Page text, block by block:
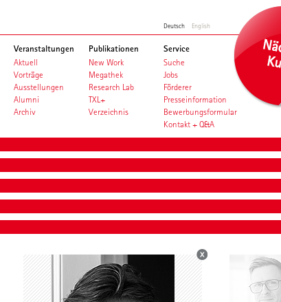
Deutsch English
Veranstaltungen
Aktuell
Vorträge
Ausstellungen
Alumni
Archiv
Publikationen
New Work
Megathek
Research Lab
TXL+
Verzeichnis
Service
Suche
Jobs
Förderer
Presseinformation
Bewerbungsformular
Kontakt + Q&A